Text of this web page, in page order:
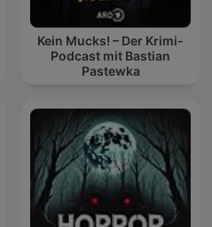
Kein Mucks! – Der Krimi-
Podcast mit Bastian
Pastewka